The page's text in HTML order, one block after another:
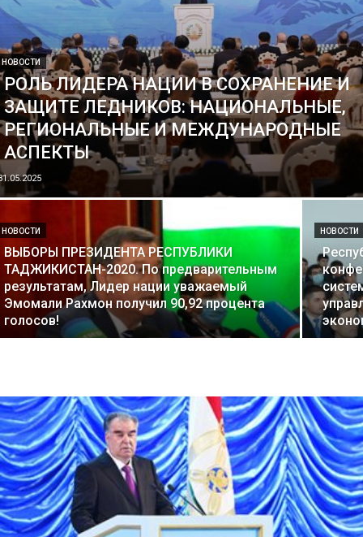
НОВОСТИ
РОЛЬ ЛИДЕРА НАЦИИ В СОХРАНЕНИЕ И
ЗАЩИТЕ ЛЕДНИКОВ: НАЦИОНАЛЬНЫЕ,
РЕГИОНАЛЬНЫЕ И МЕЖДУНАРОДНЫЕ
АСПЕКТЫ
НОВОСТИ
ВЫБОРЫ ПРЕЗИДЕНТА РЕСПУБЛИКИ
ТАДЖИКИСТАН-2020. По предварительным
результатам, Лидер нации уважаемый
Эмомали Рахмон получил 90,92 процента
голосов!
НОВОСТИ